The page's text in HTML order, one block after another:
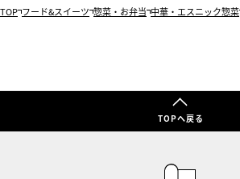
TOP フード&スイーツ 惣菜・お弁当 中華・エスニック惣菜
TOPへ戻る